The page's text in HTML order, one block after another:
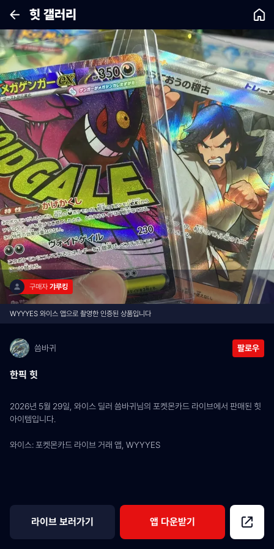
힛 갤러리
구매자 갸루킹
WYYYES 와이스 앱으로 촬영한 인증된 상품입니다
씀바귀 팔로우
한픽 힛
2026년 5월 29일, 와이스 딜러 씀바귀님의 포켓몬카드 라이브에서 판매된 힛
아이템입니다.
와이스: 포켓몬카드 라이브 거래 앱, WYYYES
라이브 보러가기 앱 다운받기